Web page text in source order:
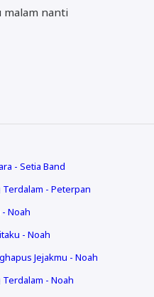
nanti
- Setia Band
Terdalam - Peterpan
Noah
- Noah
Jejakmu - Noah
Terdalam - Noah